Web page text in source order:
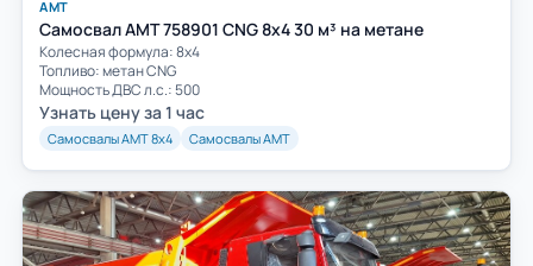
АМТ
Самосвал AMT 758901 CNG 8х4 30 м³ на метане
Колесная формула: 8х4
Топливо: метан CNG
Мощность ДВС л.с.: 500
Узнать цену за 1 час
Самосвалы АМТ 8х4 Самосвалы АМТ